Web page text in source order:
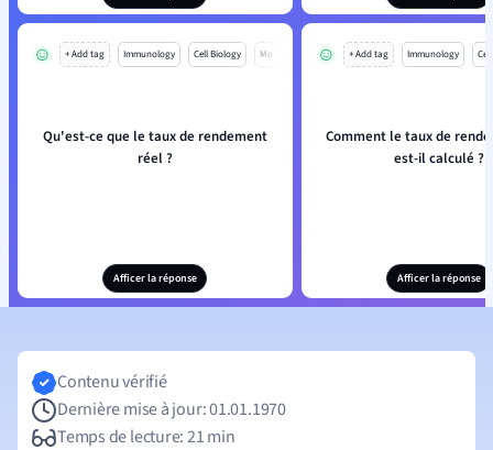
+ Add tag Immunology Cell Biology Mo
Qu'est-ce que le taux de rendement
réel ?
Afficer la réponse
+ Add tag Immunology
Comment le taux de
est-il calculé ?
Afficer la réponse
Contenu vérifié
Dernière mise à jour: 01.01.1970
Temps de lecture: 21 min